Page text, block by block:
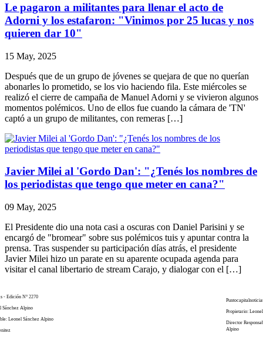
Le pagaron a militantes para llenar el acto de
Adorni y los estafaron: "Vinimos por 25 lucas y nos
quieren dar 10"
15 May, 2025
Después que de un grupo de jóvenes se quejara de que no querían
abonarles lo prometido, se los vio haciendo fila. Este miércoles se
realizó el cierre de campaña de Manuel Adorni y se vivieron algunos
momentos polémicos. Uno de ellos fue cuando la cámara de 'TN'
captó a un grupo de militantes, con remeras […]
Javier Milei al 'Gordo Dan': "¿Tenés los nombres de
los periodistas que tengo que meter en cana?"
09 May, 2025
El Presidente dio una nota casi a oscuras con Daniel Parisini y se
encargó de "bromear" sobre sus polémicos tuis y apuntar contra la
prensa. Tras suspender su participación días atrás, el presidente
Javier Milei hizo un parate en su aparente ocupada agenda para
visitar el canal libertario de stream Carajo, y dialogar con el […]
- Edición N° 2270
Sánchez Alpino
Leonel Sánchez Alpino
Propietario:
Director
Alpino